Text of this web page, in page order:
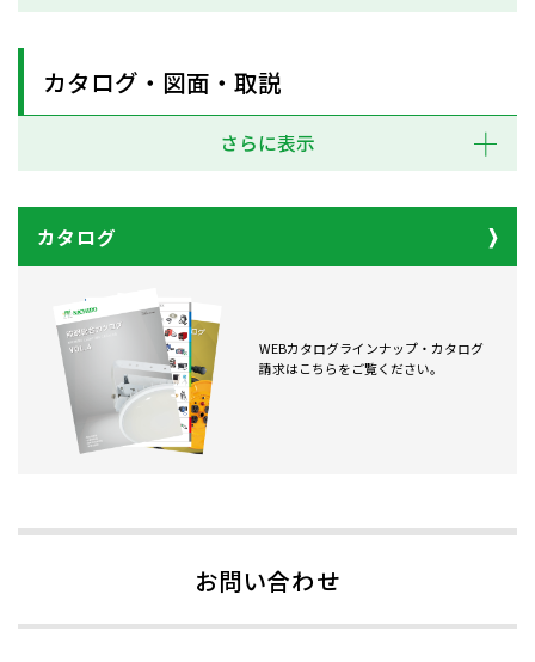
カタログ・図面・取説
さらに表示
カタログ
WEBカタログラインナップ・カタログ
請求はこちらをご覧ください。
お問い合わせ